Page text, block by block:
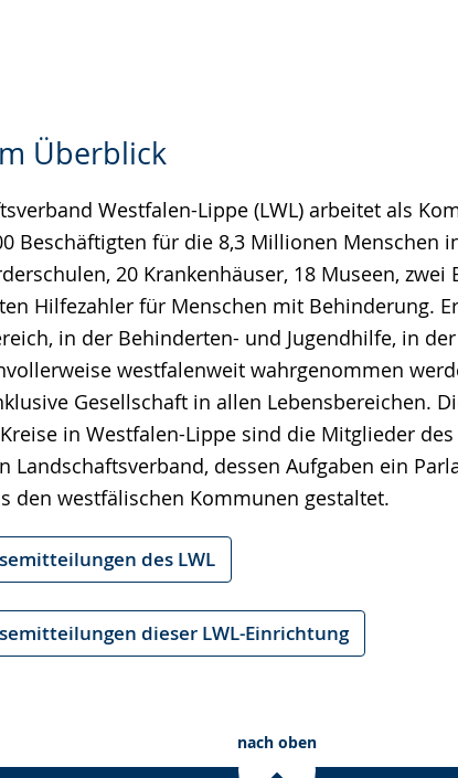
Überblick
Westfalen-Lippe (LWL) arbeitet als
Beschäftigten für die 8,3 Millionen Menschen
20 Krankenhäuser, 18 Museen,
Hilfezahler für Menschen mit Behinderung.
in der Behinderten- und Jugendhilfe, in
westfalenweit wahrgenommen
Gesellschaft in allen Lebensbereichen.
in Westfalen-Lippe sind die Mitglieder des
Landschaftsverband, dessen Aufgaben ein
den westfälischen Kommunen gestaltet.
des LWL
dieser LWL-Einrichtung
nach oben